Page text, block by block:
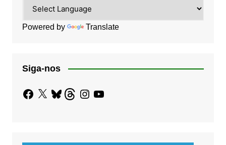
Powered by Translate
Siga-nos
Facebook
X BlueskyThreadsInstagram
YouTube